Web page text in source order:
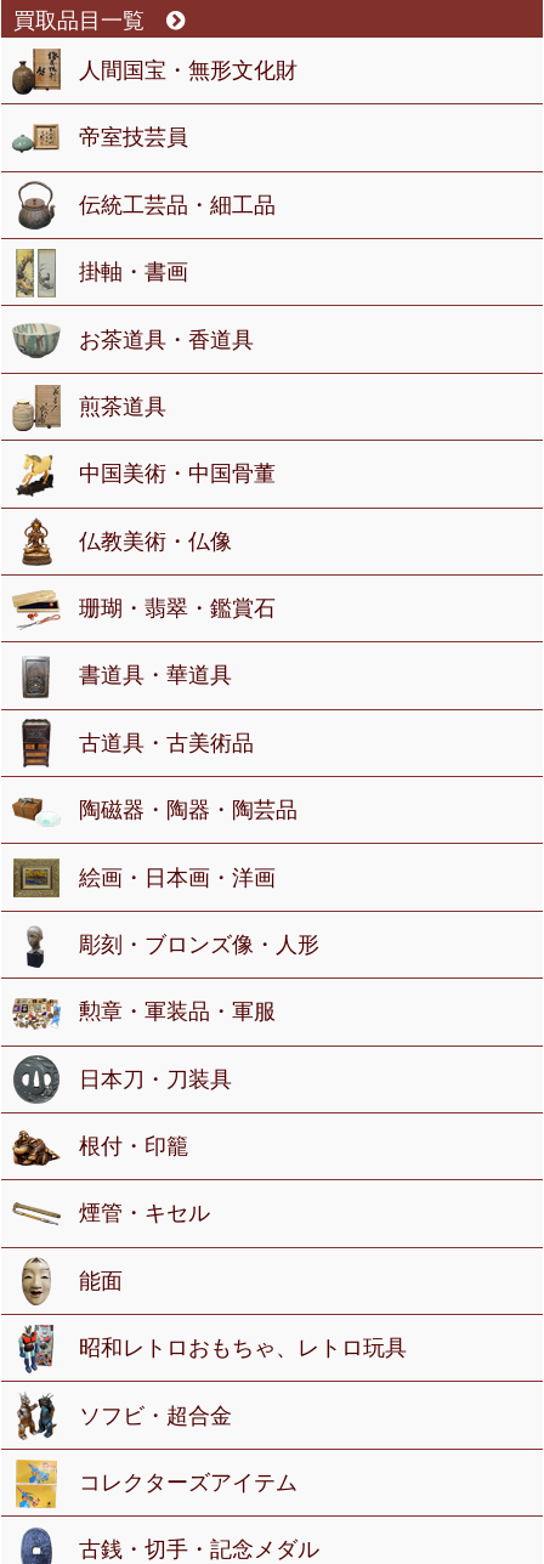
買取品目一覧
人間国宝・無形文化財
帝室技芸員
伝統工芸品・細工品
掛軸・書画
お茶道具・香道具
煎茶道具
中国美術・中国骨董
仏教美術・仏像
珊瑚・翡翠・鑑賞石
書道具・華道具
古道具・古美術品
陶磁器・陶器・陶芸品
絵画・日本画・洋画
彫刻・ブロンズ像・人形
勲章・軍装品・軍服
日本刀・刀装具
根付・印籠
煙管・キセル
能面
昭和レトロおもちゃ、レトロ玩具
ソフビ・超合金
コレクターズアイテム
古銭・切手・記念メダル